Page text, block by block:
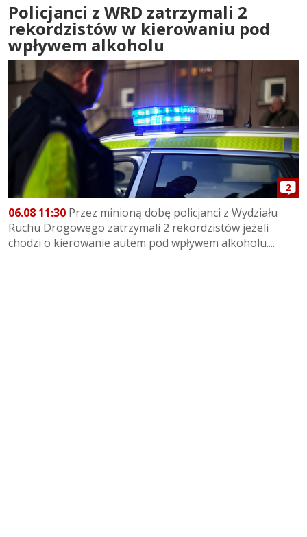
Policjanci z WRD zatrzymali 2
rekordzistów w kierowaniu pod
wpływem alkoholu
2
06.08 11:30 Przez minioną dobę policjanci z Wydziału
Ruchu Drogowego zatrzymali 2 rekordzistów jeżeli
chodzi o kierowanie autem pod wpływem alkoholu....